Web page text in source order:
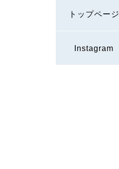
トップページ
Instagram